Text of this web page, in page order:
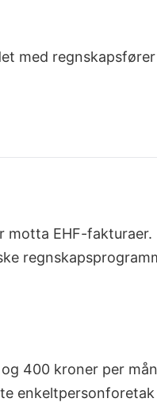
med
motta EHF-
400 kroner per